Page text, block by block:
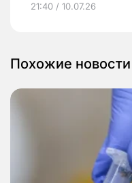
21:40 / 10.07.26
Похожие новости